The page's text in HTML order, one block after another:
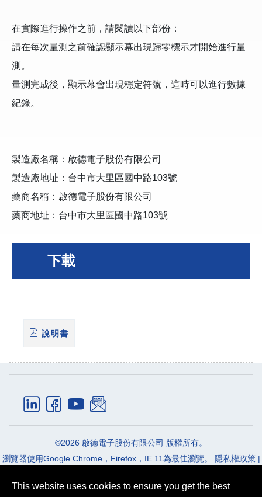
在實際進行操作之前，請閱讀以下部份：
請在每次量測之前確認顯示幕出現歸零標示才開始進行量
測。
量測完成後，顯示幕會出現穩定符號，這時可以進行數據
紀錄。
製造廠名稱：啟德電子股份有限公司
製造廠地址：台中市大里區國中路103號
藥商名稱：啟德電子股份有限公司
藥商地址：台中市大里區國中路103號
下載
說明書
產品資訊
聯絡我們
Phone: +886-4-2406-3766
Address: 41262 台中市 大里區 國中路103號
©2026 啟德電子股份有限公司 版權所有。
瀏覽器使用Google Chrome，Firefox，IE 11為最佳瀏覽。 隱私權政策|
This website uses cookies to ensure you get the best